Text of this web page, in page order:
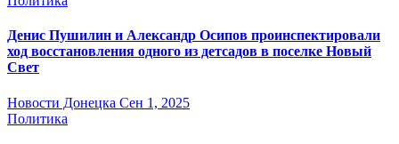
Денис Пушилин и Александр Осипов проинспектировали
ход восстановления одного из детсадов в поселке Новый
Свет
Новости Донецка Сен 1, 2025
Политика